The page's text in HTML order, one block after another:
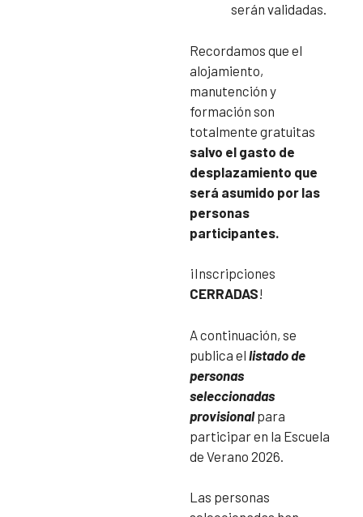
serán validadas.
Recordamos que el
alojamiento,
manutención y
formación son
totalmente gratuitas
salvo el gasto de
desplazamiento que
será asumido por las
personas
participantes.
¡Inscripciones
CERRADAS!
A continuación, se
publica el listado de
personas
seleccionadas
provisionalpara
participar en la Escuela
de Verano 2026.
Las personas